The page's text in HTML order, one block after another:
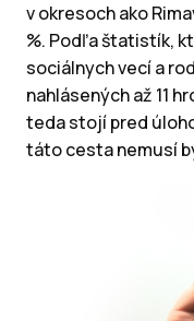
v okresoch ako
%. Podľa štatistík,
sociálnych vecí a
nahlásených až 11
teda stojí pred
táto cesta nemusí